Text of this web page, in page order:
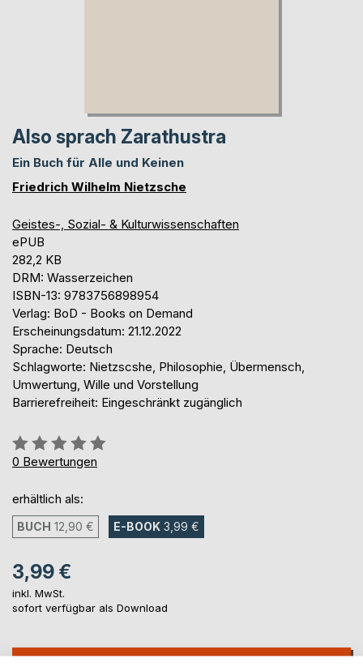
Also sprach Zarathustra
Ein Buch für Alle und Keinen
Friedrich Wilhelm Nietzsche
Geistes-, Sozial- & Kulturwissenschaften
ePUB
282,2 KB
DRM: Wasserzeichen
ISBN-13: 9783756898954
Verlag: BoD - Books on Demand
Erscheinungsdatum: 21.12.2022
Sprache: Deutsch
Schlagworte: Nietzscshe, Philosophie, Übermensch,
Umwertung, Wille und Vorstellung
Barrierefreiheit: Eingeschränkt zugänglich
Bewertung::
0%
0 Bewertungen
erhältlich als:
BUCH 12,90 € E-BOOK 3,99 €
3,99 €
inkl. MwSt.
sofort verfügbar als Download